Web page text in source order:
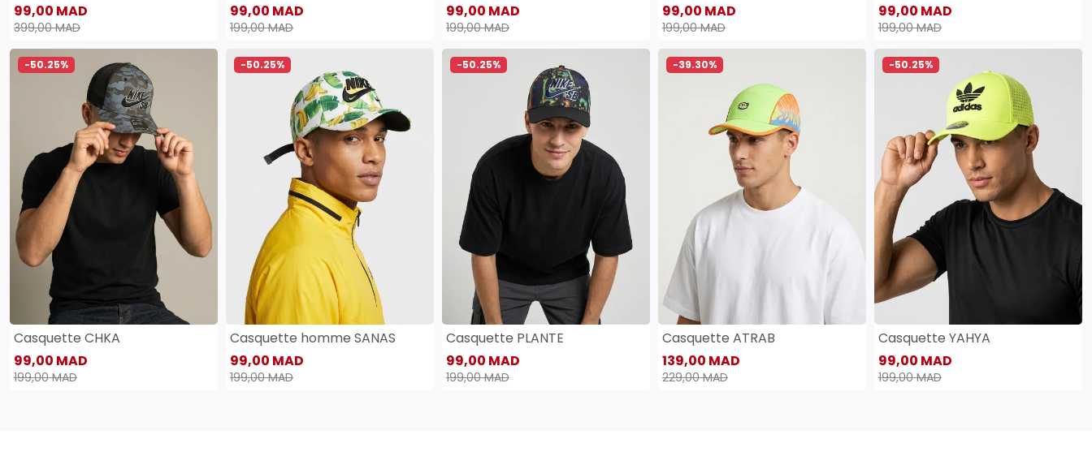
99,00 MAD
399,00 MAD
99,00 MAD
199,00 MAD
99,00 MAD
199,00 MAD
99,00 MAD
199,00 MAD
99,00 MAD
199,00 MAD
-50.25%
Casquette CHKA
99,00 MAD
199,00 MAD
-50.25%
Casquette homme SANAS
99,00 MAD
199,00 MAD
-50.25%
Casquette PLANTE
99,00 MAD
199,00 MAD
-39.30%
Casquette ATRAB
139,00 MAD
229,00 MAD
-50.25%
Casquette YAHYA
99,00 MAD
199,00 MAD